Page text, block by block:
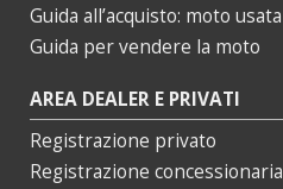
Guida all’acquisto: moto usata
Guida per vendere la moto
AREA DEALER E PRIVATI
Registrazione privato
Registrazione concessionaria